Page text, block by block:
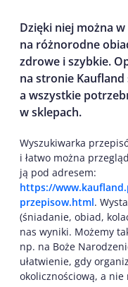
Dzięki niej można
na różnorodne
zdrowe i szybkie.
na stronie Kaufland
a wszystkie
w sklepach.
Wyszukiwarka
i łatwo można
ją pod adresem:
https://
przepisow.html.
(śniadanie, obiad,
nas wyniki. Możemy
np. na Boże
ułatwienie, gdy
okolicznościową, a nie